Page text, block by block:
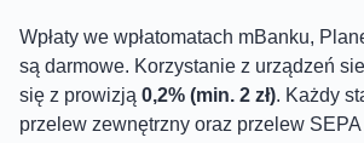
Wpłaty we wpłatomatach mBanku,
są darmowe. Korzystanie z urządzeń
się z prowizją 0,2% (min. 2 zł). Każdy
przelew zewnętrzny oraz przelew